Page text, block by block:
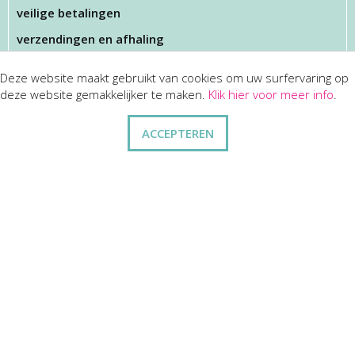
veilige betalingen
verzendingen en afhaling
KLANTENSERVICES
Deze website maakt gebruikt van cookies om uw surfervaring op
deze website gemakkelijker te maken. Klik hier voor meer info.
ACCEPTEREN